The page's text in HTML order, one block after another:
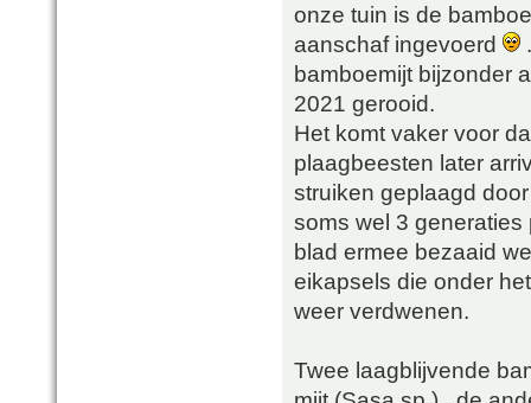
onze tuin is de
aanschaf ingevoerd
bamboemijt bijzonder
2021 gerooid.
Het komt vaker voor
plaagbeesten later
struiken geplaagd
soms wel 3
blad ermee bezaaid
eikapsels die onder
weer verdwenen.
Twee laagblijvende